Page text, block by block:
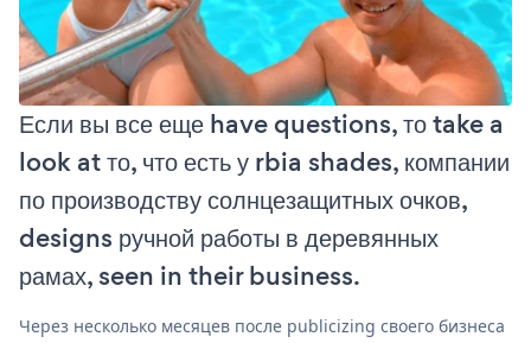
Если вы все еще have questions, то take a
look at то, что есть у rbia shades, компании
по производству солнцезащитных очков,
designs ручной работы в деревянных
рамах, seen in their business.
Через несколько месяцев после publicizing своего бизнеса